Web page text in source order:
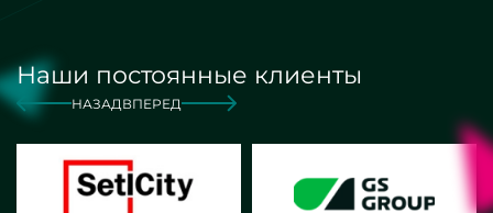
Наши постоянные клиенты
НАЗАД ВПЕРЕД